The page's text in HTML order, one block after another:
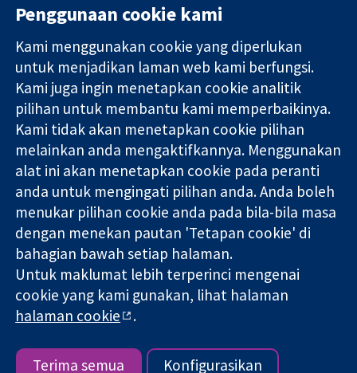
Bukti yang
dipercayai.
keputusan
termaklum
Kesihatan yang
lebih baik
11-13 Cavendish
Square
London
W1G 0AN
United Kingdom
Hubungi kita
Berita
Pejabat
akhbar
Perihal Kami
Pekerjaan
Cochrane
Library
Kolaborasi Cochrane ialah sebuah badan amal (no. 1045921) dan
sebuah syarikat terhad oleh jaminan (no. 03044323) yang
berdaftar di England & Wales. Nombor pendaftaran VAT GB 718
2127 49.
Hak Cipta © 2026 Kolabrasi Cochrane
Terma & Syarat Laman Web
|Penafian|Kerahsiaan
cookie|Tetapan cookie
Penggunaan cookie kami
Kami menggunakan cookie yang diperlukan
untuk menjadikan laman web kami berfungsi.
Kami juga ingin menetapkan cookie analitik
pilihan untuk membantu kami memperbaikinya.
Kami tidak akan menetapkan cookie pilihan
melainkan anda mengaktifkannya. Menggunakan
alat ini akan menetapkan cookie pada peranti
anda untuk mengingati pilihan anda. Anda boleh
menukar pilihan cookie anda pada bila-bila masa
dengan menekan pautan 'Tetapan cookie' di
bahagian bawah setiap halaman.
Untuk maklumat lebih terperinci mengenai
cookie yang kami gunakan, lihat halaman
halaman cookie
.
Terima semua Konfigurasikan